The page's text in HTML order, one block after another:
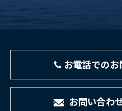
お電話での
お問い合わ